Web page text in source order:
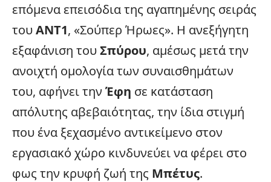
επόμενα επεισόδια της αγαπημένης σειράς
τουANT1, «Σούπερ Ήρωες». Η ανεξήγητη
εξαφάνιση τουΣπύρου, αμέσως μετά την
ανοιχτή ομολογία των συναισθημάτων
του, αφήνει την Έφη σε κατάσταση
απόλυτης αβεβαιότητας, την ίδια στιγμή
που ένα ξεχασμένο αντικείμενο στον
εργασιακό χώρο κινδυνεύει να φέρει στο
φως την κρυφή ζωή της Μπέτυς.